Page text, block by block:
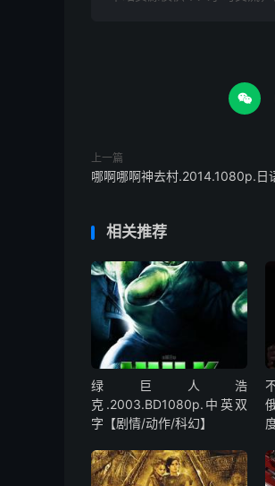

上一篇
哪啊哪啊神去村.2014.1080p.日
相关推荐
绿巨人浩
克.2003.BD1080p.中英双
字【剧情/动作/科幻】